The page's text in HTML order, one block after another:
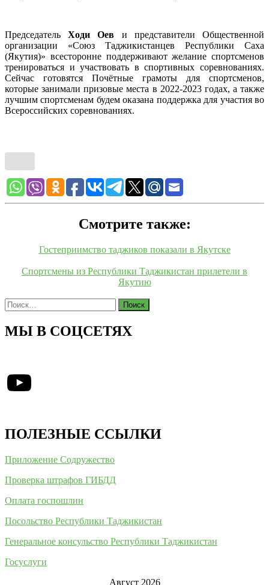
Председатель Ходи Оев и представители Общественной
организации «Союз Таджикистанцев Республики Саха
(Якутия)» всесторонне поддерживают желание спортсменов
тренироваться и участвовать в спортивных соревнованиях.
Сейчас готовятся Почётные грамоты для спортсменов,
которые занимали призовые места в 2022-2023 годах, а также
лучшим спортсменам будем оказана поддержка для участия во
Всероссийских соревнованиях.
Смотрите также:
Гостеприимство таджиков показали в Якутске
Спортсмены из Республики Таджикистан прилетели в
Якутию
Найти:
МЫ В СОЦСЕТЯХ
YouTube
ПОЛЕЗНЫЕ ССЫЛКИ
Приложение Содружество
Проверка штрафов ГИБДД
Оплата госпошлин
Посольство Республики Таджикистан
Генеральное консульство Республики Таджикистан
Госуслуги
Август 2026